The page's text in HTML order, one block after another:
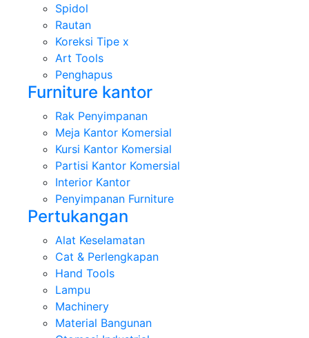
Spidol
Rautan
Koreksi Tipe x
Art Tools
Penghapus
Furniture kantor
Rak Penyimpanan
Meja Kantor Komersial
Kursi Kantor Komersial
Partisi Kantor Komersial
Interior Kantor
Penyimpanan Furniture
Pertukangan
Alat Keselamatan
Cat & Perlengkapan
Hand Tools
Lampu
Machinery
Material Bangunan